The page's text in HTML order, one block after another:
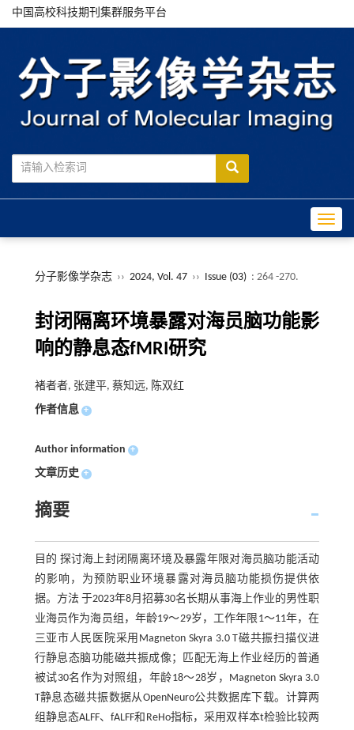
中国高校科技期刊集群服务平台
分子影像学杂志 ›› 2024, Vol. 47 ›› Issue (03) : 264 -270.
封闭隔离环境暴露对海员脑功能影
响的静息态fMRI研究
褚者者, 张建平, 蔡知远, 陈双红
作者信息 +
Author information +
文章历史 +
摘要
目的 探讨海上封闭隔离环境及暴露年限对海员脑功能活动
的影响，为预防职业环境暴露对海员脑功能损伤提供依
据。方法 于2023年8月招募30名长期从事海上作业的男性职
业海员作为海员组，年龄19～29岁，工作年限1～11年，在
三亚市人民医院采用Magneton Skyra 3.0 T磁共振扫描仪进
行静息态脑功能磁共振成像；匹配无海上作业经历的普通
被试30名作为对照组，年龄18～28岁，Magneton Skyra 3.0
T静息态磁共振数据从OpenNeuro公共数据库下载。计算两
组静息态ALFF、fALFF和ReHo指标，采用双样本t检验比较两